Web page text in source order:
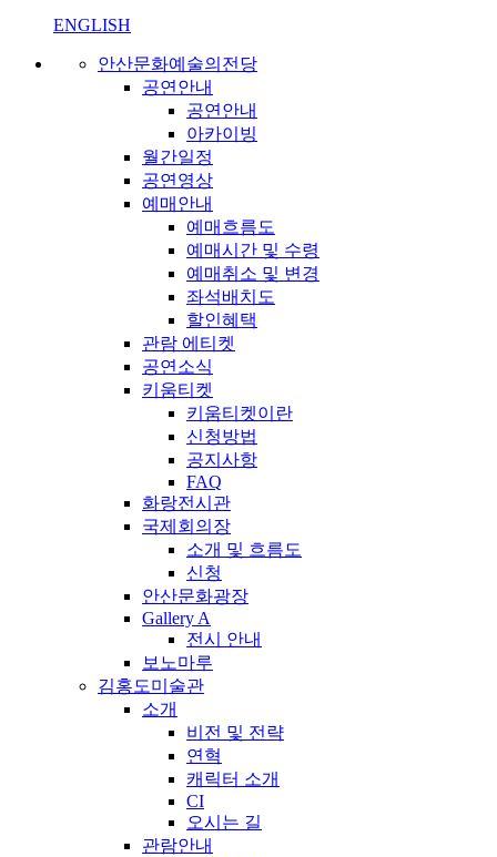
ENGLISH
안산문화예술의전당
공연안내
공연안내
아카이빙
월간일정
공연영상
예매안내
예매흐름도
예매시간 및 수령
예매취소 및 변경
좌석배치도
할인혜택
관람 에티켓
공연소식
키움티켓
키움티켓이란
신청방법
공지사항
FAQ
화랑전시관
국제회의장
소개 및 흐름도
신청
안산문화광장
Gallery A
전시 안내
보노마루
김홍도미술관
소개
비전 및 전략
연혁
캐릭터 소개
CI
오시는 길
관람안내